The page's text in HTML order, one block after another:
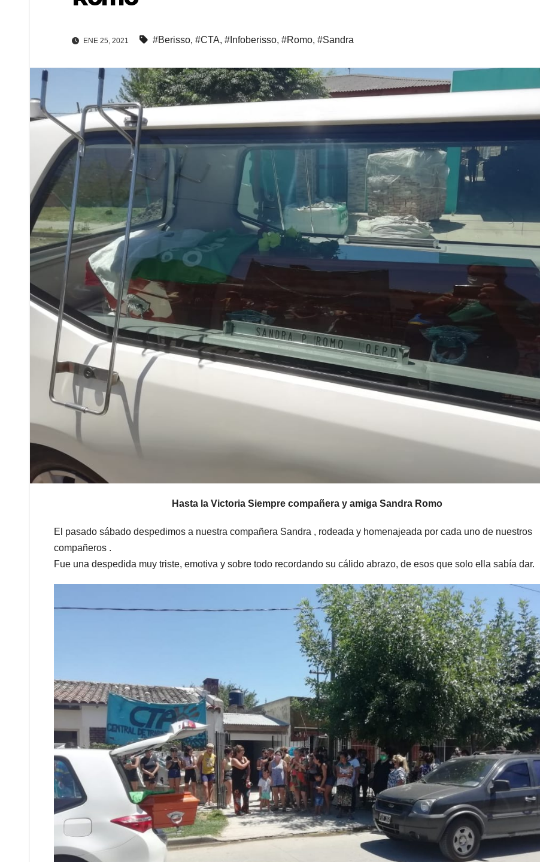
ENE 25, 2021 #Berisso, #CTA, #Infoberisso, #Romo, #Sandra
Hasta la Victoria Siempre compañera y amiga Sandra Romo
El pasado sábado despedimos a nuestra compañera Sandra , rodeada y homenajeada por cada uno de nuestros
compañeros .
Fue una despedida muy triste, emotiva y sobre todo recordando su cálido abrazo, de esos que solo ella sabía dar.